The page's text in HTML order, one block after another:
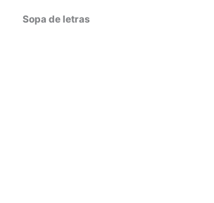
Sopa de letras